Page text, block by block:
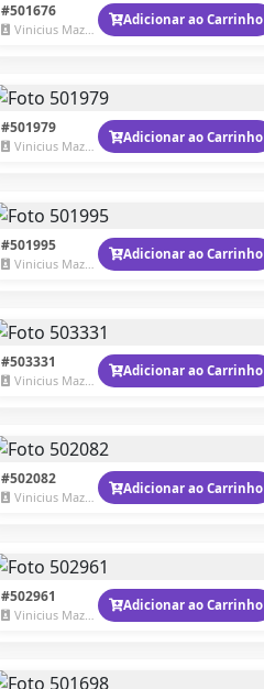
#501676
Vinicius Mazzaro
Adicionar ao Carrinho
#501979
Vinicius Mazzaro
Adicionar ao Carrinho
#501995
Vinicius Mazzaro
Adicionar ao Carrinho
#503331
Vinicius Mazzaro
Adicionar ao Carrinho
#502082
Vinicius Mazzaro
Adicionar ao Carrinho
#502961
Vinicius Mazzaro
Adicionar ao Carrinho